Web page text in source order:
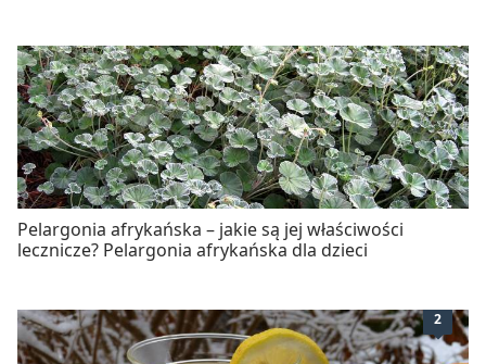
Pelargonia afrykańska – jakie są jej właściwości
lecznicze? Pelargonia afrykańska dla dzieci
2